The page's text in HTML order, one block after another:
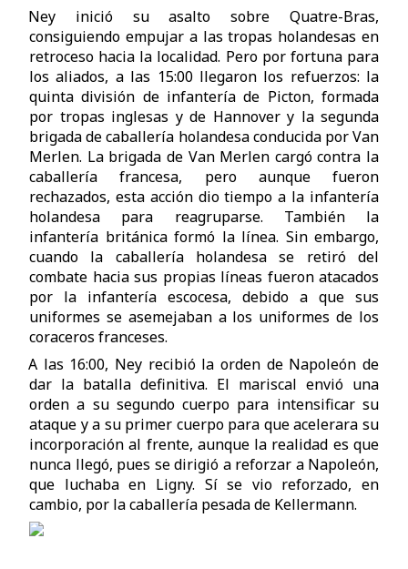
Ney inició su asalto sobre Quatre-Bras,
consiguiendo empujar a las tropas holandesas en
retroceso hacia la localidad. Pero por fortuna para
los aliados, a las 15:00 llegaron los refuerzos: la
quinta división de infantería de Picton, formada
por tropas inglesas y de Hannover y la segunda
brigada de caballería holandesa conducida por Van
Merlen. La brigada de Van Merlen cargó contra la
caballería francesa, pero aunque fueron
rechazados, esta acción dio tiempo a la infantería
holandesa para reagruparse. También la
infantería británica formó la línea. Sin embargo,
cuando la caballería holandesa se retiró del
combate hacia sus propias líneas fueron atacados
por la infantería escocesa, debido a que sus
uniformes se asemejaban a los uniformes de los
coraceros franceses.
A las 16:00, Ney recibió la orden de Napoleón de
dar la batalla definitiva. El mariscal envió una
orden a su segundo cuerpo para intensificar su
ataque y a su primer cuerpo para que acelerara su
incorporación al frente, aunque la realidad es que
nunca llegó, pues se dirigió a reforzar a Napoleón,
que luchaba en Ligny. Sí se vio reforzado, en
cambio, por la caballería pesada de Kellermann.